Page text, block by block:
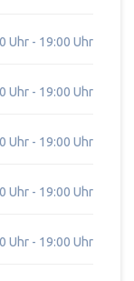
Uhr - 19:00 Uhr
Uhr - 19:00 Uhr
Uhr - 19:00 Uhr
Uhr - 19:00 Uhr
Uhr - 19:00 Uhr